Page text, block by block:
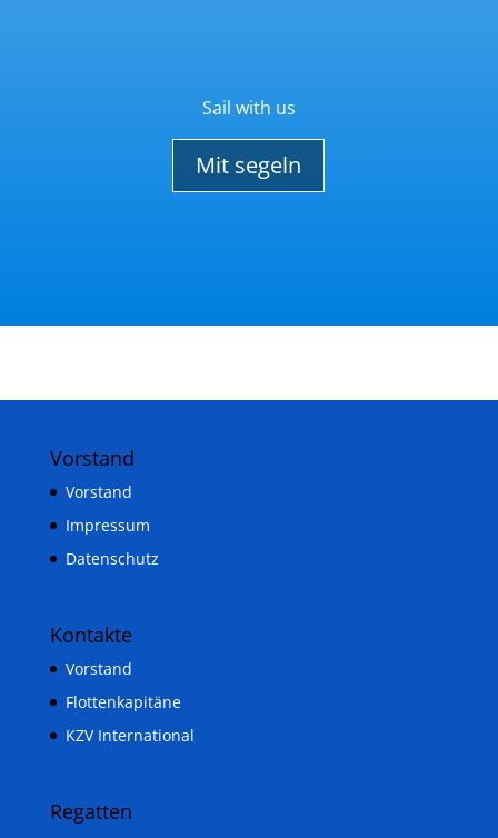
Sail with us
Mit segeln
Vorstand
Vorstand
Impressum
Datenschutz
Kontakte
Vorstand
Flottenkapitäne
KZV International
Regatten